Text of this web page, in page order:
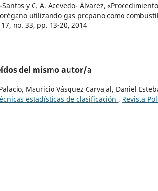
y C. A. Acevedo- Álvarez,
utilizando gas propano como
no. 33, pp. 13-20, 2014.
del mismo autor/a
Mauricio Vásquez Carvajal, Daniel
estadísticas de clasificación , Revista